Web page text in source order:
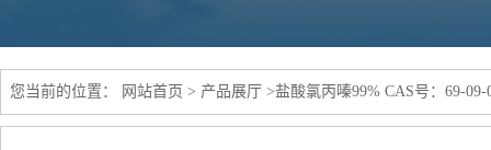
您当前的位置： 网站首页 > 产品展厅 >盐酸氯丙嗪99% CAS号：69-